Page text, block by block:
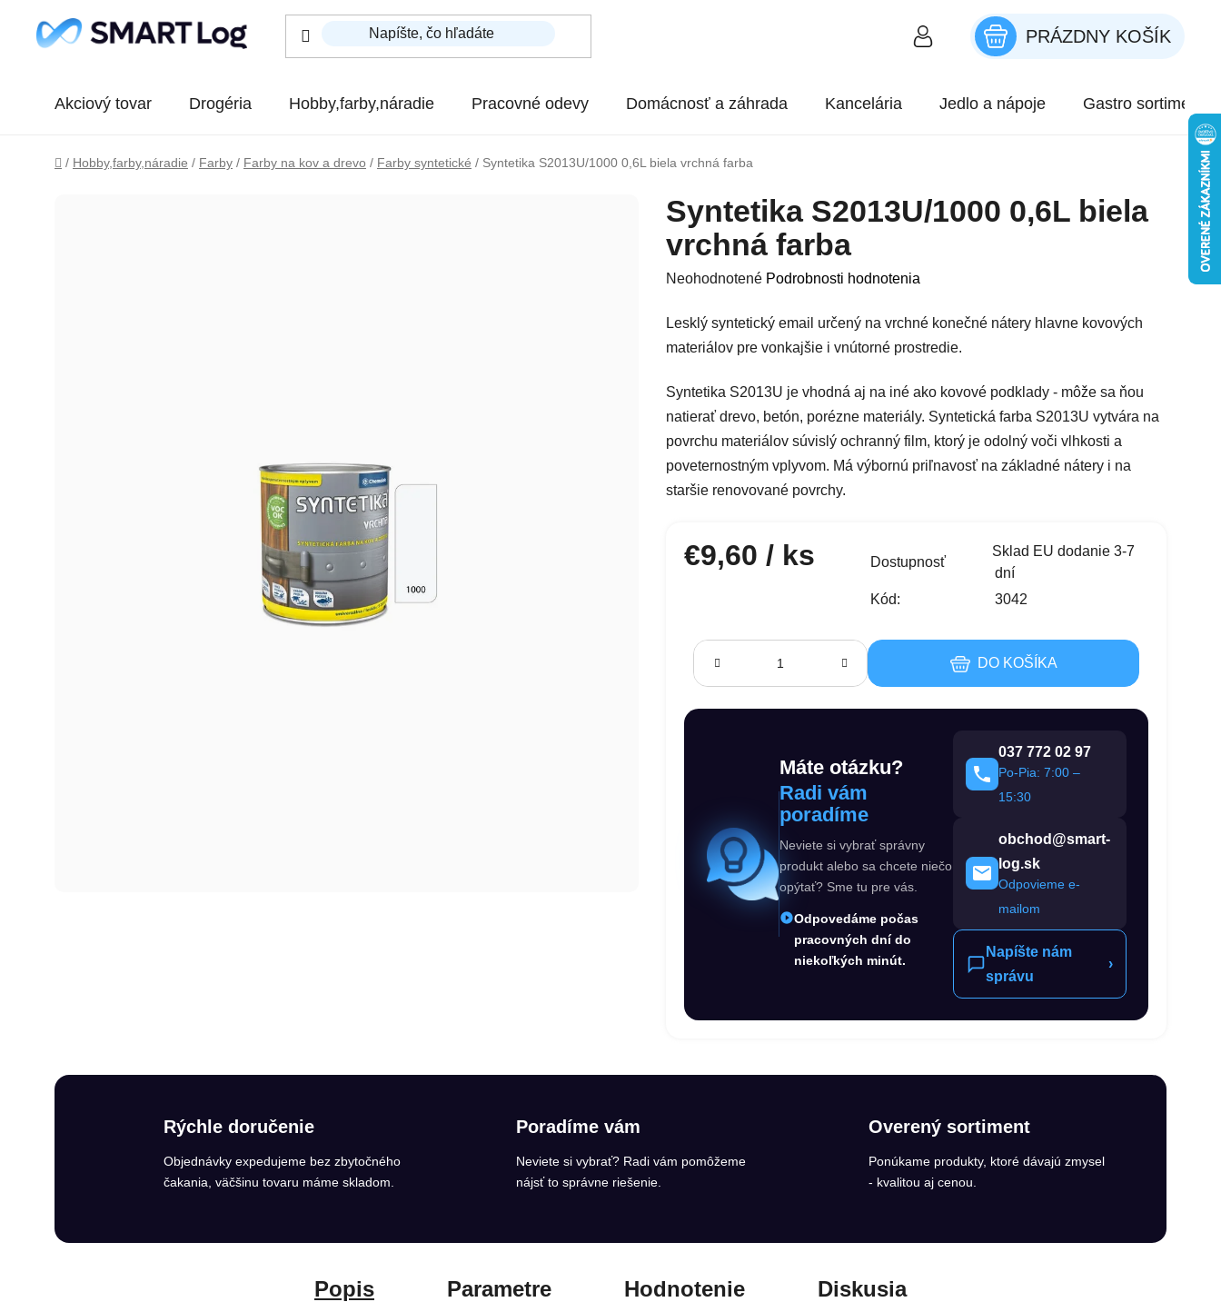
NÁKUPNÝ KOŠÍK
PRÁZDNY KOŠÍK
Akciový tovar Drogéria Hobby,farby,náradie Pracovné odevy Domácnosť a záhrada Kancelária Jedlo a nápoje Gastro sortiment
Domov
/ Hobby,farby,náradie / Farby / Farby na kov a drevo / Farby syntetické / Syntetika S2013U/1000 0,6L biela vrchná farba
Syntetika S2013U/1000 0,6L biela
vrchná farba
Priemerné hodnotenie produktu je 0,0 z 5 hviezdičiek.
Neohodnotené Podrobnosti hodnotenia
Lesklý syntetický email určený na vrchné konečné nátery hlavne kovových
materiálov pre vonkajšie i vnútorné prostredie.
Syntetika S2013U je vhodná aj na iné ako kovové podklady - môže sa ňou
natierať drevo, betón, porézne materiály. Syntetická farba S2013U vytvára na
povrchu materiálov súvislý ochranný film, ktorý je odolný voči vlhkosti a
poveternostným vplyvom. Má výbornú priľnavosť na základné nátery i na
staršie renovované povrchy.
€9,60/ ks Dostupnosť
Sklad EU dodanie 3-7
dní
Kód:
3042
DO KOŠÍKA
Máte otázku?
Radi vám
poradíme
Neviete si vybrať správny
produkt alebo sa chcete niečo
opýtať? Sme tu pre vás.
Odpovedáme počas
pracovných dní do
niekoľkých minút.
037 772 02 97
Po-Pia: 7:00 –
15:30
obchod@smart-
log.sk
Odpovieme e-
mailom
Napíšte nám
správu
›
Rýchle doručenie
Objednávky expedujeme bez zbytočného
čakania, väčšinu tovaru máme skladom.
Poradíme vám
Neviete si vybrať? Radi vám pomôžeme
nájsť to správne riešenie.
Overený sortiment
Ponúkame produkty, ktoré dávajú zmysel
- kvalitou aj cenou.
Popis Parametre Hodnotenie Diskusia